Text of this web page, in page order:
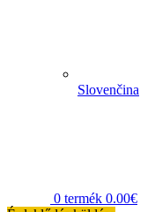
Slovenčina
0 termék 0.00€